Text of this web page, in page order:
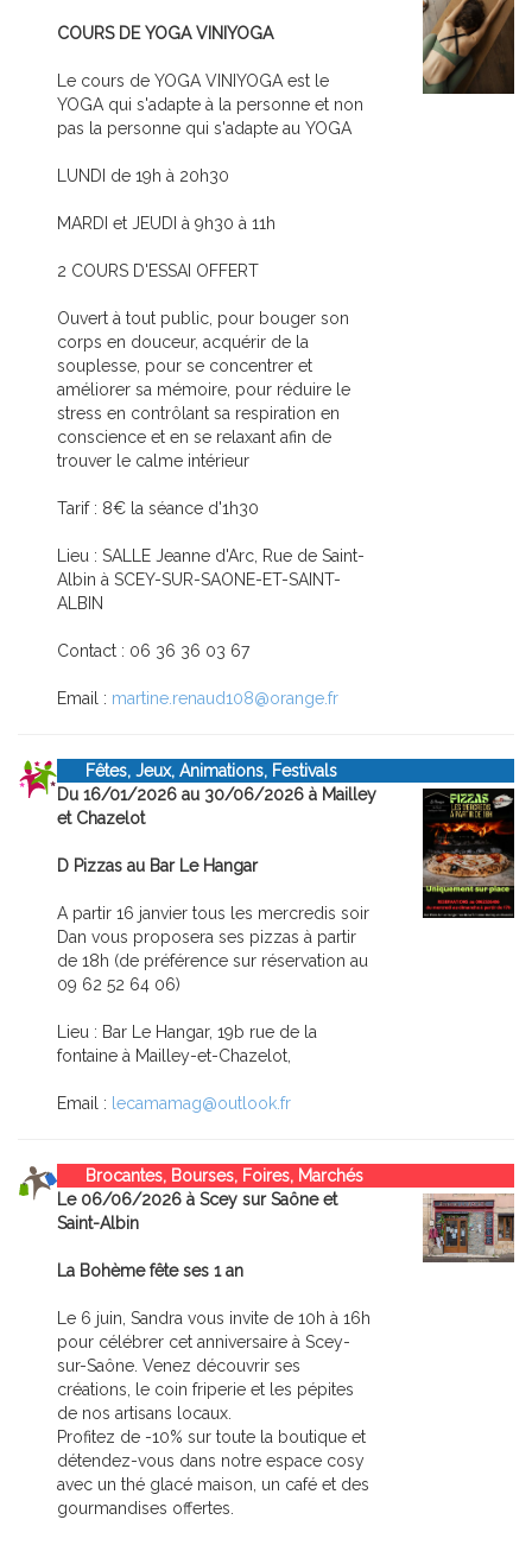
COURS DE YOGA VINIYOGA
Le cours de YOGA VINIYOGA est le
YOGA qui s'adapte à la personne et non
pas la personne qui s'adapte au YOGA
LUNDI de 19h à 20h30
MARDI et JEUDI à 9h30 à 11h
2 COURS D'ESSAI OFFERT
Ouvert à tout public, pour bouger son
corps en douceur, acquérir de la
souplesse, pour se concentrer et
améliorer sa mémoire, pour réduire le
stress en contrôlant sa respiration en
conscience et en se relaxant afin de
trouver le calme intérieur
Tarif : 8€ la séance d'1h30
Lieu : SALLE Jeanne d'Arc, Rue de Saint-
Albin à SCEY-SUR-SAONE-ET-SAINT-
ALBIN
Contact : 06 36 36 03 67
Email : martine.renaud108@orange.fr
Fêtes, Jeux, Animations, Festivals
Du 16/01/2026 au 30/06/2026 à Mailley
et Chazelot
D Pizzas au Bar Le Hangar
A partir 16 janvier tous les mercredis soir
Dan vous proposera ses pizzas à partir
de 18h (de préférence sur réservation au
09 62 52 64 06)
Lieu : Bar Le Hangar, 19b rue de la
fontaine à Mailley-et-Chazelot,
Email : lecamamag@outlook.fr
Brocantes, Bourses, Foires, Marchés
Le 06/06/2026 à Scey sur Saône et
Saint-Albin
La Bohème fête ses 1 an
Le 6 juin, Sandra vous invite de 10h à 16h
pour célébrer cet anniversaire à Scey-
sur-Saône. Venez découvrir ses
créations, le coin friperie et les pépites
de nos artisans locaux.
Profitez de -10% sur toute la boutique et
détendez-vous dans notre espace cosy
avec un thé glacé maison, un café et des
gourmandises offertes.